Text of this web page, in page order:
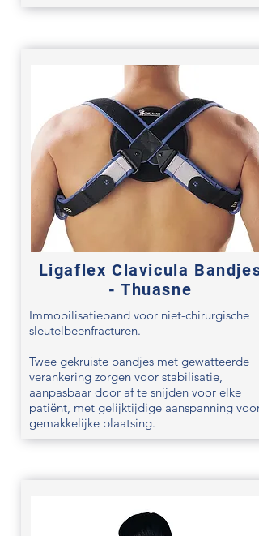
Ligaflex Clavicula Bandjes
- Thuasne
Immobilisatieband voor niet-chirurgische
sleutelbeenfracturen.
Twee gekruiste bandjes met gewatteerde
verankering zorgen voor stabilisatie,
aanpasbaar door af te snijden voor elke
patiënt, met gelijktijdige aanspanning voor
gemakkelijke plaatsing.